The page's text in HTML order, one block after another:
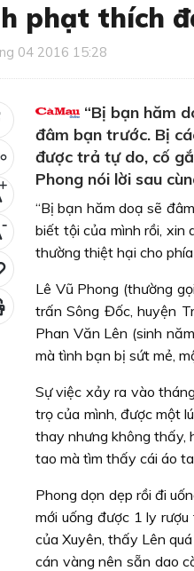
phạt thích
04 2016 15:28
+
-
“Bị bạn hăm
đâm bạn trước. Bị
được trả tự do, cố
Phong nói lời sau
“Bị bạn hăm doạ sẽ
biết tội của mình rồi, xin
thường thiệt hại cho
Lê Vũ Phong (thường
trấn Sông Đốc, huyện
Phan Văn Lên (sinh
mà tình bạn bị sứt mẻ,
Sự việc xảy ra vào
trọ của mình, được một
thay nhưng không thấy,
tao mà tìm thấy cái áo
Phong dọn dẹp rồi đi
mới uống được 1 ly
của Xuyên, thấy Lên
cán vàng nên sẵn dao